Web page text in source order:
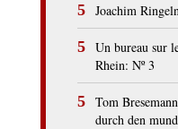
Joachim
Un bureau sur
Rhein: Nº 3
Tom
durch den